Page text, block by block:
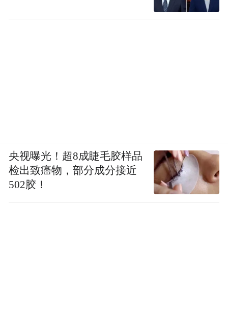
央视曝光！超8成睫毛胶样品
检出致癌物，部分成分接近
502胶！